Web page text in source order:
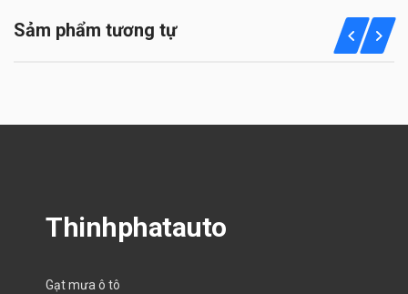
Sảm phẩm tương tự
Thinhphatauto
Gạt mưa ô tô